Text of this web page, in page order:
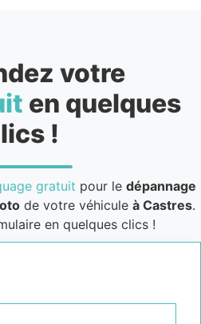
votre
en quelques
!
gratuit pour le dépannage
de votre véhicule à Castres.
en quelques clics !